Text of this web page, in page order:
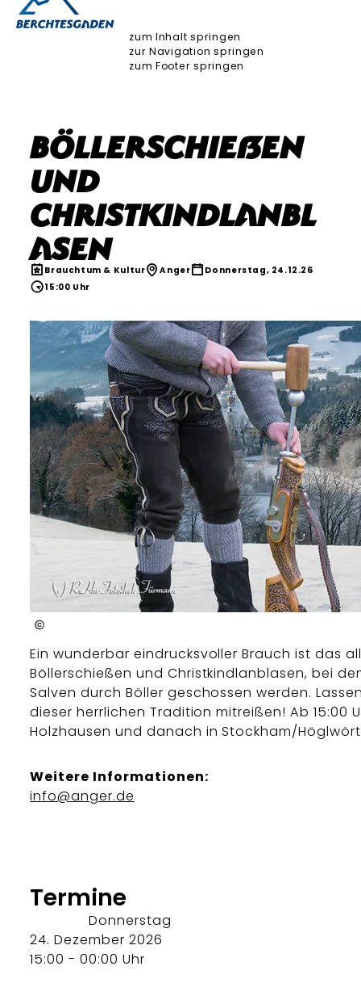
zum Inhalt springen
zur Navigation springen
zum Footer springen
Böllerschießen
und
Christkindlanbl
asen
Brauchtum & Kultur Anger
Donnerstag, 24.12.26
15:00 Uhr
Roha - Fotothek Fürmann
Ein wunderbar eindrucksvoller Brauch ist das
Böllerschießen und Christkindlanblasen, bei
Salven durch Böller geschossen werden.
dieser herrlichen Tradition mitreißen! Ab 15:00
Holzhausen und danach in Stockham/
Weitere Informationen:
info@anger.de
Termine
Donnerstag
24. Dezember 2026
15:00 - 00:00 Uhr